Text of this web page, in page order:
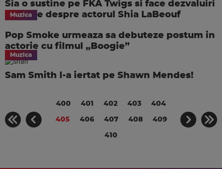
Sia o sustine pe FKA Twigs si face dezvaluiri
socante despre actorul Shia LaBeouf
Muzica
Pop Smoke urmeaza sa debuteze postum in
actorie cu filmul „Boogie”
Muzica
Sam Smith l-a iertat pe Shawn Mendes!
400 401 402 403 404
405 406 407 408 409
410